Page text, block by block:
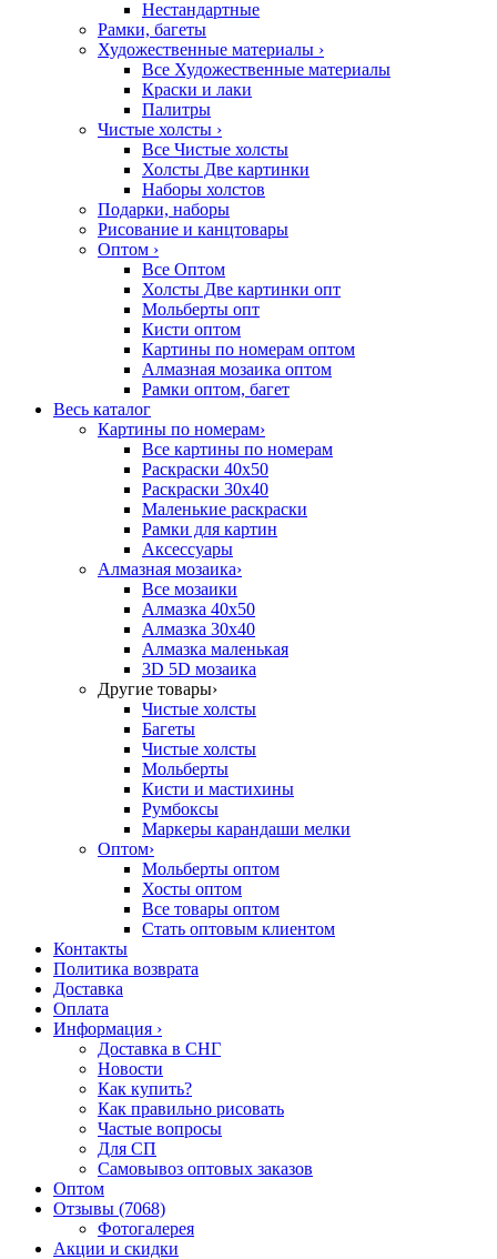
Нестандартные
Рамки, багеты
Художественные материалы ›
Все Художественные материалы
Краски и лаки
Палитры
Чистые холсты ›
Все Чистые холсты
Холсты Две картинки
Наборы холстов
Подарки, наборы
Рисование и канцтовары
Оптом ›
Все Оптом
Холсты Две картинки опт
Мольберты опт
Кисти оптом
Картины по номерам оптом
Алмазная мозаика оптом
Рамки оптом, багет
Весь каталог
Картины по номерам›
Все картины по номерам
Раскраски 40х50
Раскраски 30х40
Маленькие раскраски
Рамки для картин
Аксессуары
Алмазная мозаика›
Все мозаики
Алмазка 40х50
Алмазка 30х40
Алмазка маленькая
3D 5D мозаика
Другие товары›
Чистые холсты
Багеты
Чистые холсты
Мольберты
Кисти и мастихины
Румбоксы
Маркеры карандаши мелки
Оптом›
Мольберты оптом
Хосты оптом
Все товары оптом
Стать оптовым клиентом
Контакты
Политика возврата
Доставка
Оплата
Информация ›
Доставка в СНГ
Новости
Как купить?
Как правильно рисовать
Частые вопросы
Для СП
Самовывоз оптовых заказов
Оптом
Отзывы (7068)
Фотогалерея
Акции и скидки